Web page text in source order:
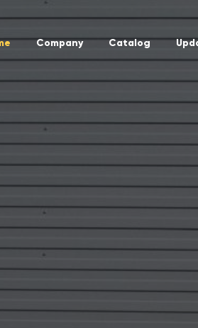
Company Catalog